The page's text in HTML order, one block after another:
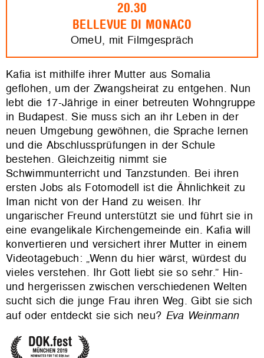
20.30
BELLEVUE DI MONACO
OmeU, mit Filmgespräch
Kafia ist mithilfe ihrer Mutter aus Somalia
geflohen, um der Zwangsheirat zu entgehen. Nun
lebt die 17-Jährige in einer betreuten Wohngruppe
in Budapest. Sie muss sich an ihr Leben in der
neuen Umgebung gewöhnen, die Sprache lernen
und die Abschlussprüfungen in der Schule
bestehen. Gleichzeitig nimmt sie
Schwimmunterricht und Tanzstunden. Bei ihren
ersten Jobs als Fotomodell ist die Ähnlichkeit zu
Iman nicht von der Hand zu weisen. Ihr
ungarischer Freund unterstützt sie und führt sie in
eine evangelikale Kirchengemeinde ein. Kafia will
konvertieren und versichert ihrer Mutter in einem
Videotagebuch: „Wenn du hier wärst, würdest du
vieles verstehen. Ihr Gott liebt sie so sehr.” Hin-
und hergerissen zwischen verschiedenen Welten
sucht sich die junge Frau ihren Weg. Gibt sie sich
auf oder entdeckt sie sich neu? Eva Weinmann